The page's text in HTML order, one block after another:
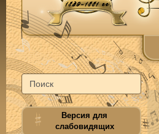
Версия для
слабовидящих